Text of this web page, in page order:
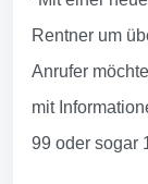
Rentner um
Anrufer
mit
99 oder sogar